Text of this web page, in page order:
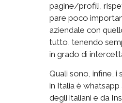
pagine/profili,
pare poco
aziendale con
tutto, tenendo
in grado di
Quali sono, infine, i
in Italia è
degli italiani e da